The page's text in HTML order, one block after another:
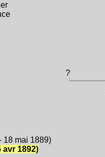
?
18 mai 1889)
avr 1892)